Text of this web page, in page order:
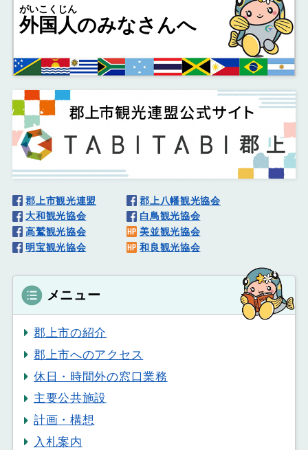
外国人
がいこくじん
のみなさんへ
郡上市観光連盟
郡上八幡観光協会
大和観光協会
白鳥観光協会
高鷲観光協会
美並観光協会
明宝観光協会
和良観光協会
メニュー
郡上市の紹介
郡上市へのアクセス
休日・時間外の窓口業務
主要公共施設
計画・構想
入札案内